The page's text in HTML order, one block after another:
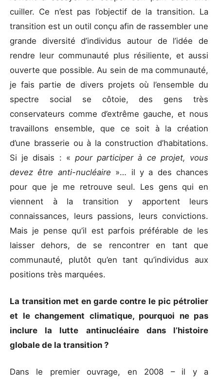
cuiller. Ce n’est pas l’objectif de la transition. La
transition est un outil conçu afin de rassembler une
grande diversité d’individus autour de l’idée de
rendre leur communauté plus résiliente, et aussi
ouverte que possible. Au sein de ma communauté,
je fais partie de divers projets où l’ensemble du
spectre social se côtoie, des gens très
conservateurs comme d’extrême gauche, et nous
travaillons ensemble, que ce soit à la création
d’une brasserie ou à la construction d’habitations.
Si je disais : « pour participer à ce projet, vous
devez être anti-nucléaire »… il y a des chances
pour que je me retrouve seul. Les gens qui en
viennent à la transition y apportent leurs
connaissances, leurs passions, leurs convictions.
Mais je pense qu’il est parfois préférable de les
laisser dehors, de se rencontrer en tant que
communauté, plutôt qu’en tant qu’individus aux
positions très marquées.
La transition met en garde contre le pic pétrolier
et le changement climatique, pourquoi ne pas
inclure la lutte antinucléaire dans l’histoire
globale de la transition ?
Dans le premier ouvrage, en 2008 – il y a